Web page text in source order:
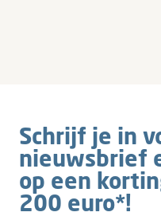
Schrijf je in
nieuwsbrief
op een
200 euro*!